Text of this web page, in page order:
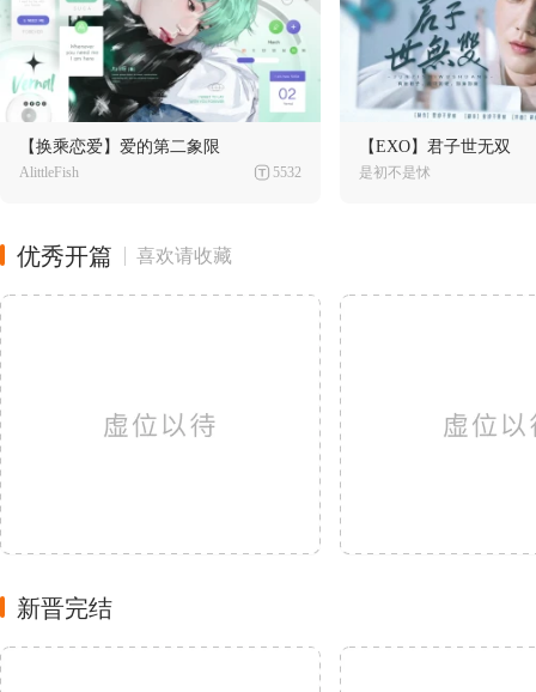
【换乘恋爱】爱的第二象限
AlittleFish 5532
【EXO】君子世无双
是初不是怵
优秀开篇 喜欢请收藏
新晋完结